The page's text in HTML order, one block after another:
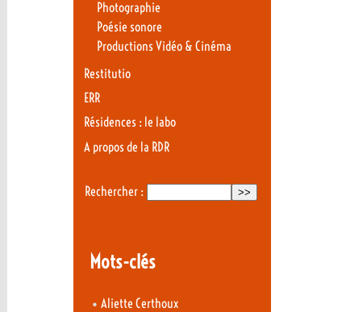
Photographie
Poésie sonore
Productions Vidéo & Cinéma
Restitutio
ERR
Résidences : le labo
A propos de la RDR
Rechercher :
Mots-clés
• Aliette Certhoux